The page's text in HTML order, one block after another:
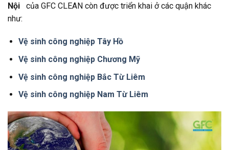
Nội
của GFC CLEAN còn được triển khai ở các quận khác
như:
Vệ sinh công nghiệp Tây Hồ
Vệ sinh công nghiệp Chương Mỹ
Vệ sinh công nghiệp Bắc Từ Liêm
Vệ sinh công nghiệp Nam Từ Liêm